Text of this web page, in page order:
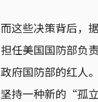
而这些决策背后，
担任美国国防部负
政府国防部的红人
坚持一种新的“孤